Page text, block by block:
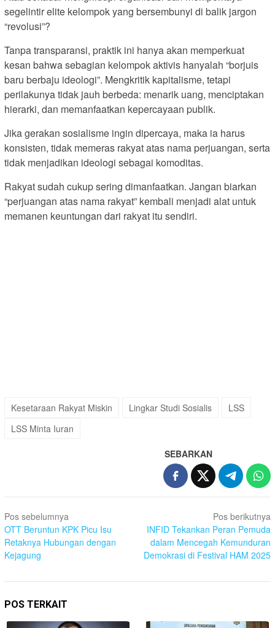
segelintir elite kelompok yang bersembunyi di balik jargon
“revolusi”?
Tanpa transparansi, praktik ini hanya akan memperkuat
kesan bahwa sebagian kelompok aktivis hanyalah “borjuis
baru berbaju ideologi”. Mengkritik kapitalisme, tetapi
perilakunya tidak jauh berbeda: menarik uang, menciptakan
hierarki, dan memanfaatkan kepercayaan publik.
Jika gerakan sosialisme ingin dipercaya, maka ia harus
konsisten, tidak memeras rakyat atas nama perjuangan, serta
tidak menjadikan ideologi sebagai komoditas.
Rakyat sudah cukup sering dimanfaatkan. Jangan biarkan
“perjuangan atas nama rakyat” kembali menjadi alat untuk
memanen keuntungan dari rakyat itu sendiri.
Kesetaraan Rakyat Miskin Lingkar Studi Sosialis
LSS
LSS Minta Iuran
SEBARKAN
Navigasi
pos
Pos sebelumnya
OTT Beruntun KPK Picu Isu
Retaknya Hubungan dengan
Kejagung
Pos berikutnya
INFID Tekankan Peran Pemuda
dalam Mencegah Kemunduran
Demokrasi di Festival HAM 2025
POS TERKAIT